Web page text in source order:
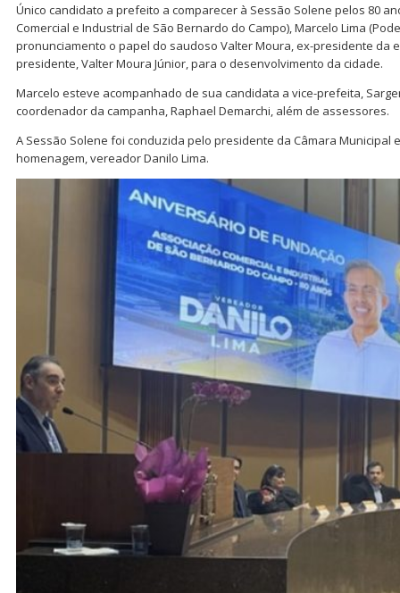
Único candidato a prefeito a comparecer à Sessão Solene pelos 80
Comercial e Industrial de São Bernardo do Campo), Marcelo Lima
pronunciamento o papel do saudoso Valter Moura, ex-presidente da
presidente, Valter Moura Júnior, para o desenvolvimento da cidade.
Marcelo esteve acompanhado de sua candidata a vice-prefeita,
coordenador da campanha, Raphael Demarchi, além de assessores.
A Sessão Solene foi conduzida pelo presidente da Câmara Municipal
homenagem, vereador Danilo Lima.